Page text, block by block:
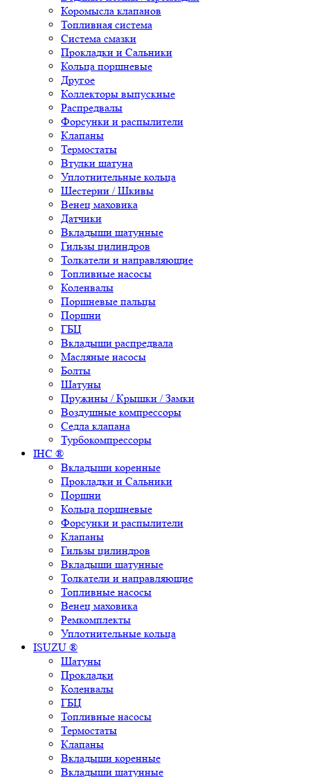
Коромысла клапанов
Топливная система
Система смазки
Прокладки и Сальники
Кольца поршневые
Другое
Коллекторы выпускные
Распредвалы
Форсунки и распылители
Клапаны
Термостаты
Втулки шатуна
Уплотнительные кольца
Шестерни / Шкивы
Венец маховика
Датчики
Вкладыши шатунные
Гильзы цилиндров
Толкатели и направляющие
Топливные насосы
Коленвалы
Поршневые пальцы
Поршни
ГБЦ
Вкладыши распредвала
Масляные насосы
Болты
Шатуны
Пружины / Крышки / Замки
Воздушные компрессоры
Седла клапана
Турбокомпрессоры
IHC ®
Вкладыши коренные
Прокладки и Сальники
Поршни
Кольца поршневые
Форсунки и распылители
Клапаны
Гильзы цилиндров
Вкладыши шатунные
Толкатели и направляющие
Топливные насосы
Венец маховика
Ремкомплекты
Уплотнительные кольца
ISUZU ®
Шатуны
Прокладки
Коленвалы
ГБЦ
Топливные насосы
Термостаты
Клапаны
Вкладыши коренные
Вкладыши шатунные